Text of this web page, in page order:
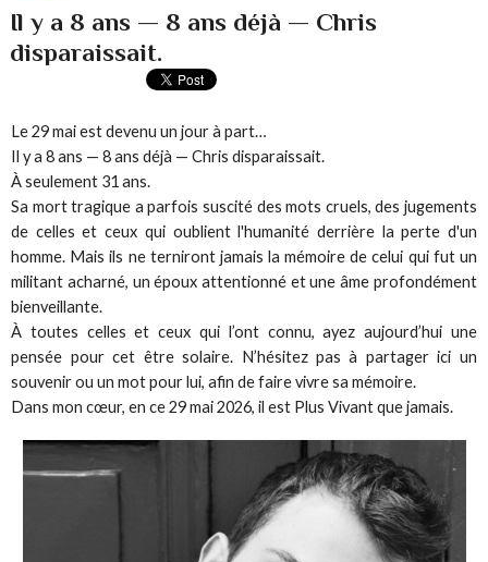
Il y a 8 ans — 8 ans déjà — Chris
disparaissait.
Le 29 mai est devenu un jour à part…
Il y a 8 ans — 8 ans déjà — Chris disparaissait.
À seulement 31 ans.
Sa mort tragique a parfois suscité des mots cruels, des jugements
de celles et ceux qui oublient l'humanité derrière la perte d'un
homme. Mais ils ne terniront jamais la mémoire de celui qui fut un
militant acharné, un époux attentionné et une âme profondément
bienveillante.
À toutes celles et ceux qui l’ont connu, ayez aujourd’hui une
pensée pour cet être solaire. N’hésitez pas à partager ici un
souvenir ou un mot pour lui, afin de faire vivre sa mémoire.
Dans mon cœur, en ce 29 mai 2026, il est Plus Vivant que jamais.